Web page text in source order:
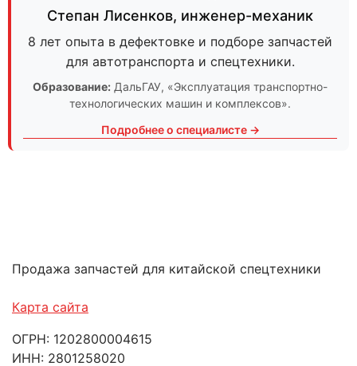
Степан Лисенков, инженер-механик
8 лет опыта в дефектовке и подборе запчастей
для автотранспорта и спецтехники.
Образование: ДальГАУ, «Эксплуатация транспортно-
технологических машин и комплексов».
Подробнее о специалисте →
Продажа запчастей для китайской спецтехники
Карта сайта
ОГРН: 1202800004615
ИНН: 2801258020